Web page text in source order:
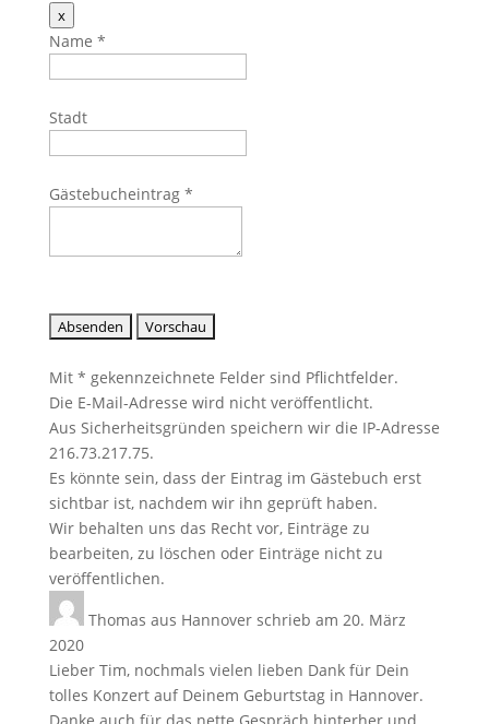
xDieses
Formular
ausblenden
Name *
Stadt
Gästebucheintrag *
Mit * gekennzeichnete Felder sind Pflichtfelder.
Die E-Mail-Adresse wird nicht veröffentlicht.
Aus Sicherheitsgründen speichern wir die IP-Adresse
216.73.217.75.
Es könnte sein, dass der Eintrag im Gästebuch erst
sichtbar ist, nachdem wir ihn geprüft haben.
Wir behalten uns das Recht vor, Einträge zu
bearbeiten, zu löschen oder Einträge nicht zu
veröffentlichen.
Thomas aus Hannover schrieb am 20. März
2020
Lieber Tim, nochmals vielen lieben Dank für Dein
tolles Konzert auf Deinem Geburtstag in Hannover.